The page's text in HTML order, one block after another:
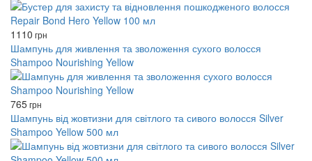
1110 грн
Шампунь для живлення та зволоження сухого волосся
Shampoo Nourishing Yellow
765грн
Шампунь від жовтизни для світлого та сивого волосся Silver
Shampoo Yellow 500 мл